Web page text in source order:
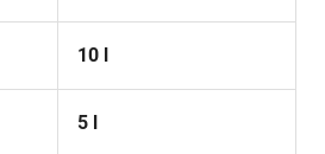
10 l
5 l